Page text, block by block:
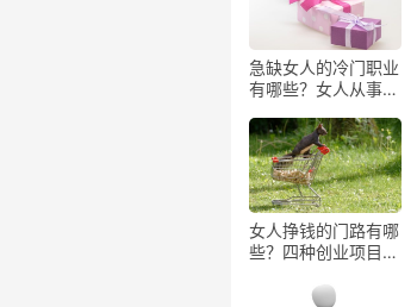
急缺女人的冷门职业
有哪些？女人从事哪
女人挣钱的门路有哪
些？四种创业项目推